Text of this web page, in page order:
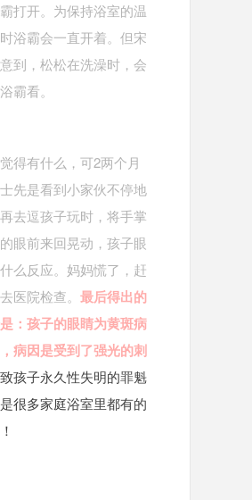
打开。为保持浴室的温
浴霸会一直开着。但宋
到，松松在洗澡时，会
霸看。
得有什么，可2两个月
先是看到小家伙不停地
去逗孩子玩时，将手掌
眼前来回晃动，孩子眼
么反应。妈妈慌了，赶
医院检查。 最后得出的
：孩子的眼睛为黄斑病
病因是受到了强光的刺
孩子永久性失明的罪魁
很多家庭浴室里都有的